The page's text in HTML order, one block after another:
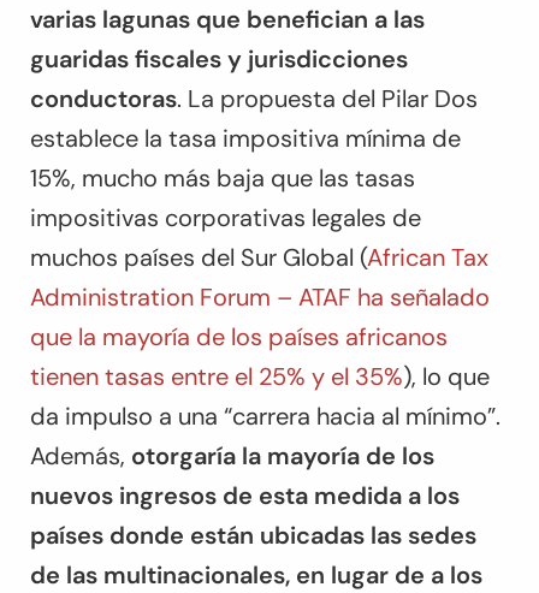
varias lagunas que benefician a las
guaridas fiscales y jurisdicciones
conductoras. La propuesta del Pilar Dos
establece la tasa impositiva mínima de
15%, mucho más baja que las tasas
impositivas corporativas legales de
muchos países del Sur Global (African Tax
Administration Forum – ATAF ha señalado
que la mayoría de los países africanos
tienen tasas entre el 25% y el 35%), lo que
da impulso a una “carrera hacia al mínimo”.
Además, otorgaría la mayoría de los
nuevos ingresos de esta medida a los
países donde están ubicadas las sedes
de las multinacionales, en lugar de a los